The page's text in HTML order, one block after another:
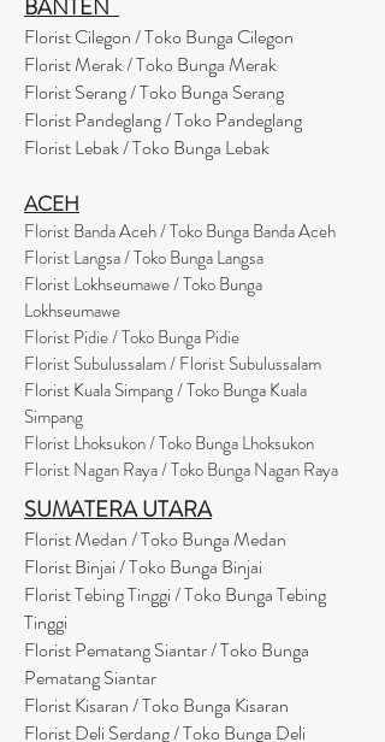
BANTEN
Florist Cilegon / Toko Bunga Cilegon
Florist Merak / Toko Bunga Merak
Florist Serang / Toko Bunga Serang
Florist Pandeglang / Toko Pandeglang
Florist Lebak / Toko Bunga Lebak
ACEH
Florist Banda Aceh / Toko Bunga Banda Aceh
Florist Langsa / Toko Bunga Langsa
Florist Lokhseumawe / Toko Bunga
Lokhseumawe
Florist Pidie / Toko Bunga Pidie
Florist Subulussalam / Florist Subulussalam
Florist Kuala Simpang / Toko Bunga Kuala
Simpang
Florist Lhoksukon / Toko Bunga Lhoksukon
Florist Nagan Raya / Toko Bunga Nagan Raya
SUMATERA UTARA
Florist Medan / Toko Bunga Medan
Florist Binjai / Toko Bunga Binjai
Florist Tebing Tinggi / Toko Bunga Tebing
Tinggi
Florist Pematang Siantar / Toko Bunga
Pematang Siantar
Florist Kisaran / Toko Bunga Kisaran
Florist Deli Serdang / Toko Bunga Deli